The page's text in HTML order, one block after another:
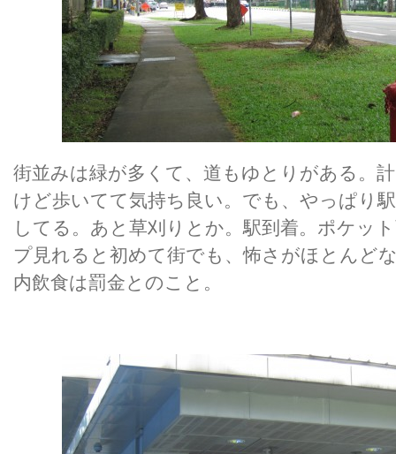
街並みは緑が多くて、道もゆとりがある。
けど歩いてて気持ち良い。でも、やっぱり
してる。あと草刈りとか。駅到着。ポケッ
プ見れると初めて街でも、怖さがほとんど
内飲食は罰金とのこと。